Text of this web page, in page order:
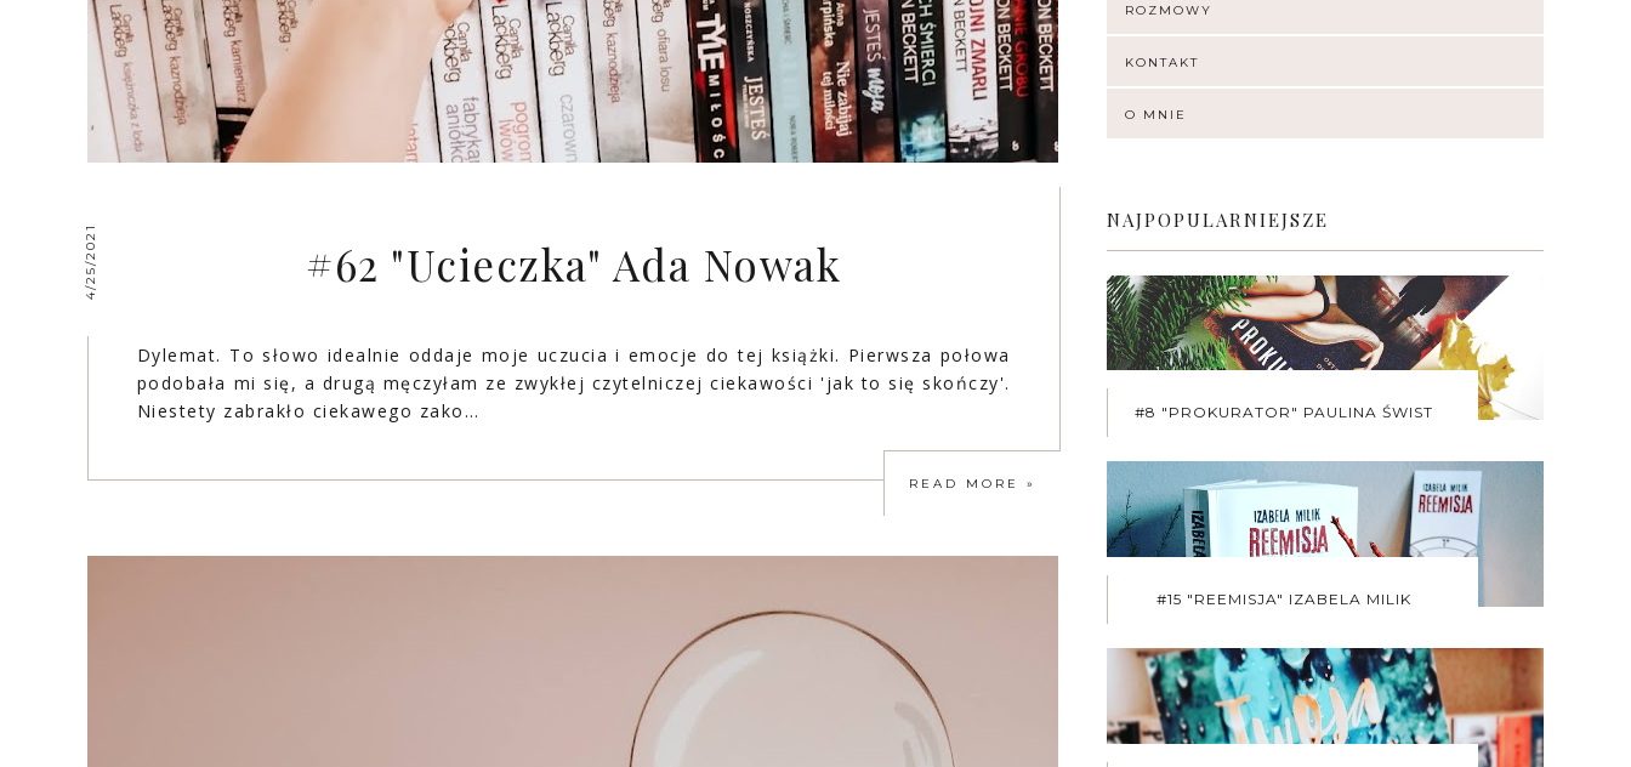
4/25/2021 #62 "Ucieczka" Ada Nowak
Dylemat. To słowo idealnie oddaje moje uczucia i emocje do tej książki. Pierwsza połowa
podobała mi się, a drugą męczyłam ze zwykłej czytelniczej ciekawości 'jak to się skończy'.
Niestety zabrakło ciekawego zako…
READ MORE »
ROZMOWY
KONTAKT
O MNIE
NAJPOPULARNIEJSZE
#8 "PROKURATOR" PAULINA ŚWIST
#15 "REEMISJA" IZABELA MILIK